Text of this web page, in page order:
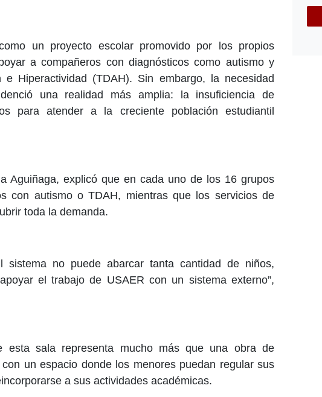
un proyecto escolar promovido por los propios
a compañeros con diagnósticos como autismo y
Hiperactividad (TDAH). Sin embargo, la necesidad
una realidad más amplia: la insuficiencia de
para atender a la creciente población estudiantil
Aguiñaga, explicó que en cada uno de los 16 grupos
con autismo o TDAH, mientras que los servicios de
toda la demanda.
sistema no puede abarcar tanta cantidad de niños,
el trabajo de USAER con un sistema externo”,
esta sala representa mucho más que una obra de
un espacio donde los menores puedan regular sus
a sus actividades académicas.